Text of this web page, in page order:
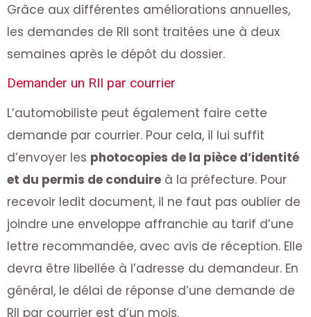
Grâce aux différentes améliorations annuelles,
les demandes de RII sont traitées une à deux
semaines après le dépôt du dossier.
Demander un RII par courrier
L’automobiliste peut également faire cette
demande par courrier. Pour cela, il lui suffit
d’envoyer les photocopies de la pièce d’identité
et du permis de conduire à la préfecture. Pour
recevoir ledit document, il ne faut pas oublier de
joindre une enveloppe affranchie au tarif d’une
lettre recommandée, avec avis de réception. Elle
devra être libellée à l’adresse du demandeur. En
général, le délai de réponse d’une demande de
RII par courrier est d’un mois.